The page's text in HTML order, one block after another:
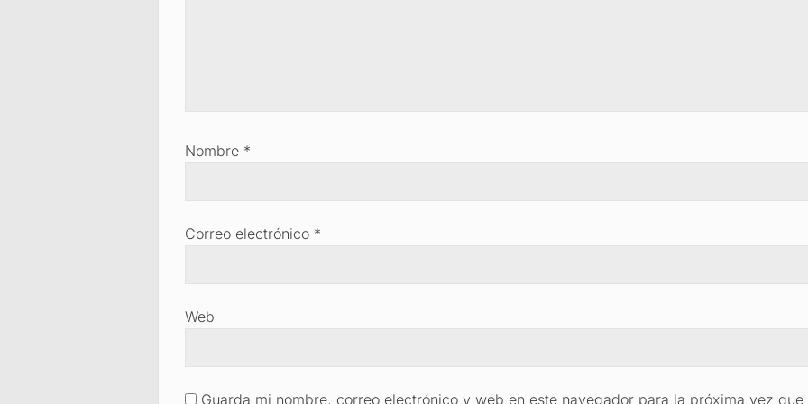
Nombre *
Correo electrónico *
Web
Guarda mi nombre, correo electrónico y web en este navegador para la próxima vez que